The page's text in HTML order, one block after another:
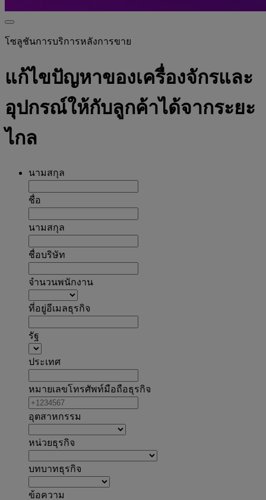
โซลูชันการบริการหลังการขาย
แก้ไขปัญหาของเครื่องจักรและ
อุปกรณ์ให้กับลูกค้าได้จากระยะ
ไกล
นามสกุล
ชื่อ
นามสกุล
ชื่อบริษัท
จำนวนพนักงาน
ที่อยู่อีเมลธุรกิจ
รัฐ
ประเทศ
หมายเลขโทรศัพท์มือถือธุรกิจ
อุตสาหกรรม
หน่วยธุรกิจ
บทบาทธุรกิจ
ข้อความ